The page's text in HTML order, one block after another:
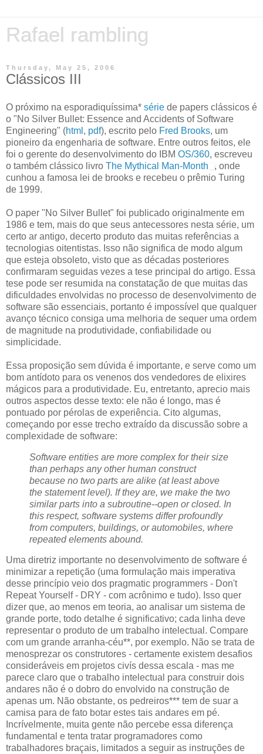
Rafael rambling
Thursday, May 25, 2006
Clássicos III
O próximo na esporadiquíssima* série de papers clássicos é
o "No Silver Bullet: Essence and Accidents of Software
Engineering" (html , pdf), escrito pelo Fred Brooks, um
pioneiro da engenharia de software. Entre outros feitos, ele
foi o gerente do desenvolvimento do IBM OS/360, escreveu
o também clássico livro The Mythical Man-Month
, onde
cunhou a famosa lei de brooks e recebeu o prêmio Turing
de 1999.
O paper "No Silver Bullet" foi publicado originalmente em
1986 e tem, mais do que seus antecessores nesta série, um
certo ar antigo, decerto produto das muitas referências a
tecnologias oitentistas. Isso não significa de modo algum
que esteja obsoleto, visto que as décadas posteriores
confirmaram seguidas vezes a tese principal do artigo. Essa
tese pode ser resumida na constatação de que muitas das
dificuldades envolvidas no processo de desenvolvimento de
software são essenciais, portanto é impossível que qualquer
avanço técnico consiga uma melhoria de sequer uma ordem
de magnitude na produtividade, confiabilidade ou
simplicidade.
Essa proposição sem dúvida é importante, e serve como um
bom antídoto para os venenos dos vendedores de elixires
mágicos para a produtividade. Eu, entretanto, aprecio mais
outros aspectos desse texto: ele não é longo, mas é
pontuado por pérolas de experiência. Cito algumas,
começando por esse trecho extraído da discussão sobre a
complexidade de software:
Software entities are more complex for their size
than perhaps any other human construct
because no two parts are alike (at least above
the statement level). If they are, we make the two
similar parts into a subroutine--open or closed. In
this respect, software systems differ profoundly
from computers, buildings, or automobiles, where
repeated elements abound.
Uma diretriz importante no desenvolvimento de software é
minimizar a repetição (uma formulação mais imperativa
desse princípio veio dos pragmatic programmers - Don't
Repeat Yourself - DRY - com acrônimo e tudo). Isso quer
dizer que, ao menos em teoria, ao analisar um sistema de
grande porte, todo detalhe é significativo; cada linha deve
representar o produto de um trabalho intelectual. Compare
com um grande arranha-céu**, por exemplo. Não se trata de
menosprezar os construtores - certamente existem desafios
consideráveis em projetos civís dessa escala - mas me
parece claro que o trabalho intelectual para construir dois
andares não é o dobro do envolvido na construção de
apenas um. Não obstante, os pedreiros*** tem de suar a
camisa para de fato botar estes tais andares em pé.
Incrívelmente, muita gente não percebe essa diferença
fundamental e tenta tratar programadores como
trabalhadores braçais, limitados a seguir as instruções de